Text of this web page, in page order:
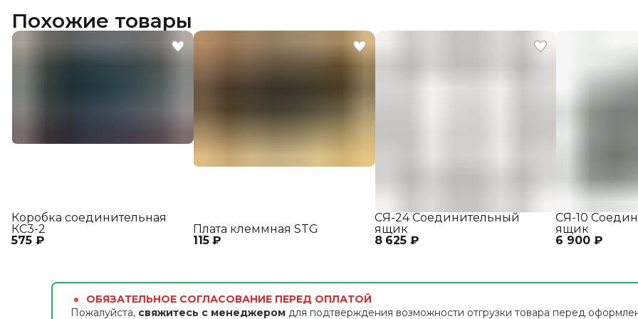
Похожие товары
575 ₽
Коробка соединительная
КС3-2
115 ₽
Плата клеммная STG
8 625 ₽
СЯ-24 Соединительный
ящик
6 900 ₽
СЯ-10
ящик
ОБЯЗАТЕЛЬНОЕ СОГЛАСОВАНИЕ ПЕРЕД ОПЛАТОЙ
Пожалуйста, свяжитесь с менеджеромдля подтверждения возможности отгрузки товара перед